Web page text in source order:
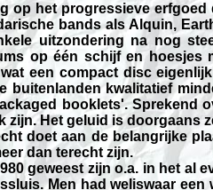
op het progressieve erfgoed
bands als Alquin,
uitzondering na nog
op één schijf en hoesjes
een compact disc
buitenlanden kwalitatief
booklets'. Sprekend
zijn. Het geluid is doorgaans
doet aan de belangrijke
dan terecht zijn.
geweest zijn o.a. in het al
Men had weliswaar een